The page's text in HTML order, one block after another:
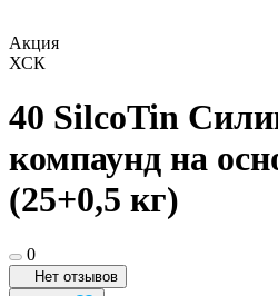
Акция
ХСК
40 SilcoTin
компаунд на
(25+0,5 кг)
0
Нет отзывов